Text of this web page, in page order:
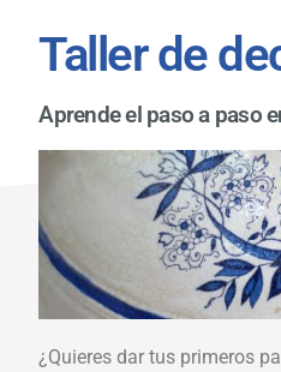
manualidades
Taller de
Aprende el paso a paso
¿Quieres dar tus primeros